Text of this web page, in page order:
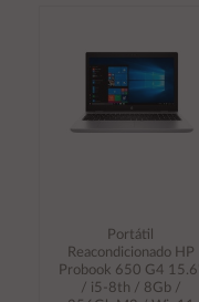
Portátil
Reacondicionado HP
Probook 650 G4
/ i5-8th / 8Gb /